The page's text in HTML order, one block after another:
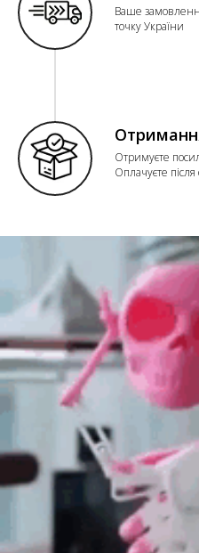
Ваше
точку України
Отримуєте
Оплачуєте після